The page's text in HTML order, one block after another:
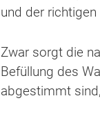
und der
Zwar sorgt die
Befüllung des
abgestimmt